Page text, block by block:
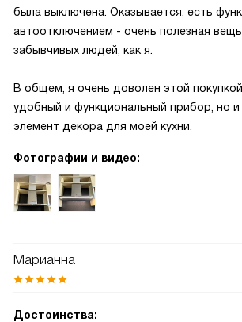
была выключена. Оказывается, есть
автоотключением - очень полезная
забывчивых людей, как я.
В общем, я очень доволен этой
удобный и функциональный прибор, но и
элемент декора для моей кухни.
Фотографии и видео:
Марианна
Достоинства: